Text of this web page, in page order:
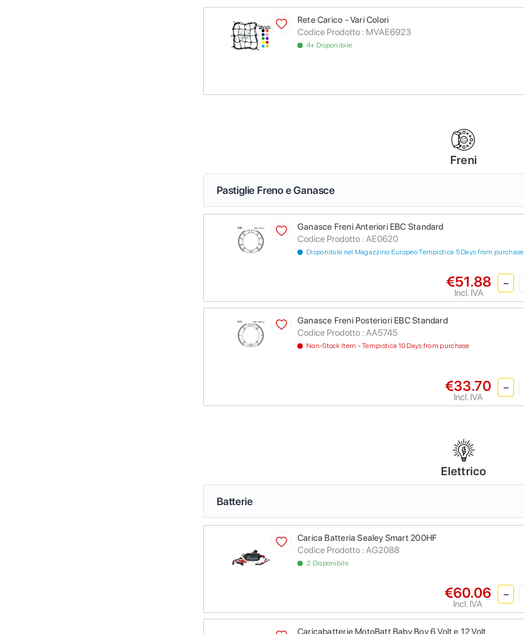
Rete Carico - Vari Colori
Codice Prodotto : MVAE6923
4+ Disponibile
Freni
Pastiglie Freno e Ganasce
Ganasce Freni Anteriori EBC Standard
Codice Prodotto : AE0620
Disponibile nel Magazzino Europeo Tempistica 5 Days from purchase
€51.88
Incl. IVA
Ganasce Freni Posteriori EBC Standard
Codice Prodotto : AA5745
Non-Stock Item - Tempistica 10 Days from purchase
€33.70
Incl. IVA
Elettrico
Batterie
Carica Batteria Sealey Smart 200HF
Codice Prodotto : AG2088
2 Disponibile
€60.06
Incl. IVA
Caricabatterie MotoBatt Baby Boy 6 Volt e 12 Volt